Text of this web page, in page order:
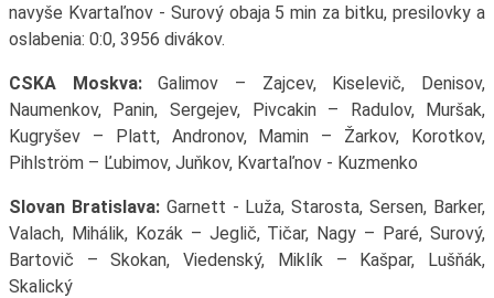
navyše Kvartaľnov - Surový obaja 5 min za bitku, presilovky a
oslabenia: 0:0, 3956 divákov.
CSKA Moskva:Galimov – Zajcev, Kiselevič, Denisov,
Naumenkov, Panin, Sergejev, Pivcakin – Radulov, Muršak,
Kugryšev – Platt, Andronov, Mamin – Žarkov, Korotkov,
Pihlström – Ľubimov, Juňkov, Kvartaľnov - Kuzmenko
Slovan Bratislava:Garnett - Luža, Starosta, Sersen, Barker,
Valach, Mihálik, Kozák – Jeglič, Tičar, Nagy – Paré, Surový,
Bartovič – Skokan, Viedenský, Miklík – Kašpar, Lušňák,
Skalický